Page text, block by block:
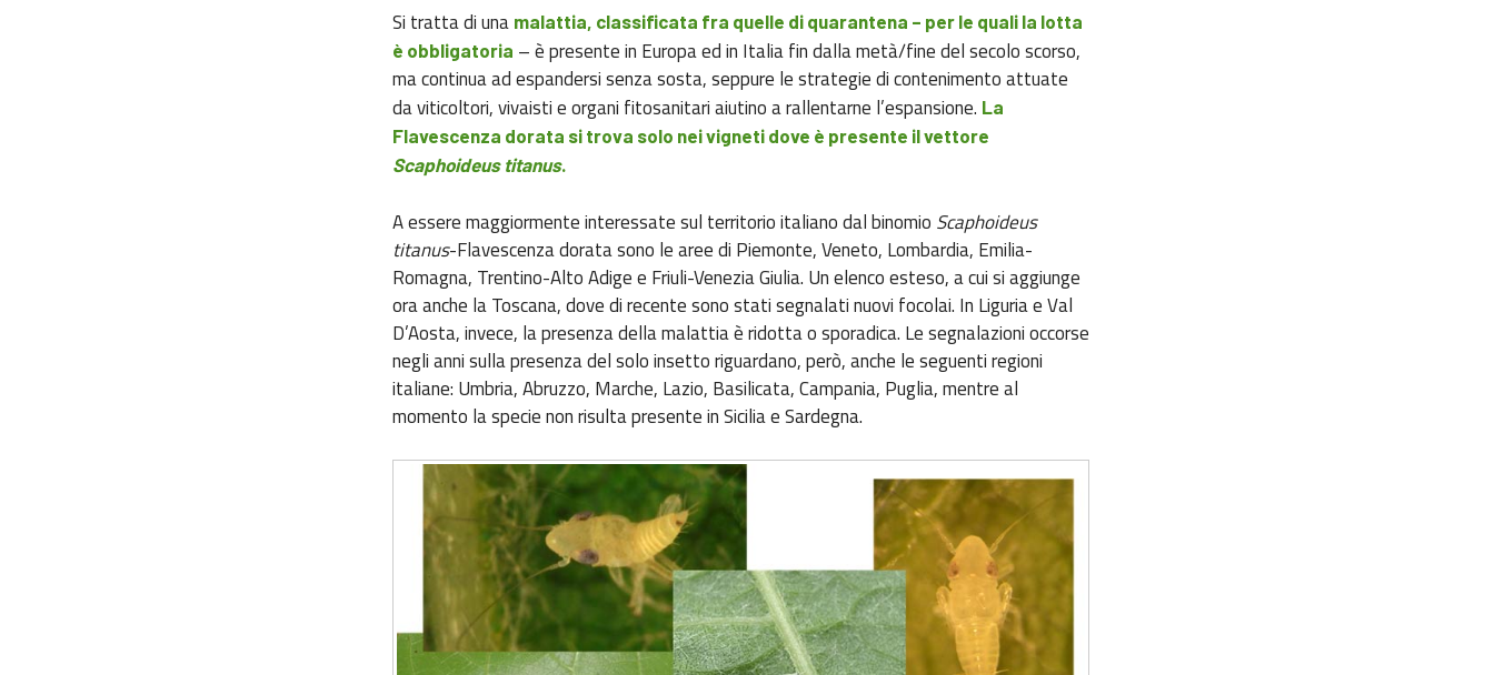
Si tratta di una malattia, classificata fra quelle di quarantena – per le quali la lotta
è obbligatoria – è presente in Europa ed in Italia fin dalla metà/fine del secolo scorso,
ma continua ad espandersi senza sosta, seppure le strategie di contenimento attuate
da viticoltori, vivaisti e organi fitosanitari aiutino a rallentarne l’espansione. La
Flavescenza dorata si trova solo nei vigneti dove è presente il vettore
Scaphoideus titanus.
A essere maggiormente interessate sul territorio italiano dal binomio Scaphoideus
titanus-Flavescenza dorata sono le aree di Piemonte, Veneto, Lombardia, Emilia-
Romagna, Trentino-Alto Adige e Friuli-Venezia Giulia. Un elenco esteso, a cui si aggiunge
ora anche la Toscana, dove di recente sono stati segnalati nuovi focolai. In Liguria e Val
D’Aosta, invece, la presenza della malattia è ridotta o sporadica. Le segnalazioni occorse
negli anni sulla presenza del solo insetto riguardano, però, anche le seguenti regioni
italiane: Umbria, Abruzzo, Marche, Lazio, Basilicata, Campania, Puglia, mentre al
momento la specie non risulta presente in Sicilia e Sardegna.